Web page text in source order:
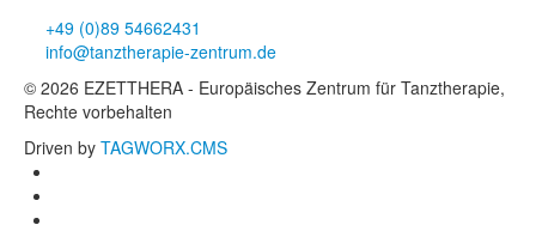
+49 (0)89 54662431
info@tanztherapie-zentrum.de
© 2026 EZETTHERA - Europäisches Zentrum für Tanztherapie,
Rechte vorbehalten
Driven by TAGWORX.CMS